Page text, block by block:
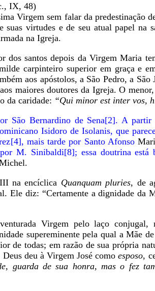
IX, 48)
Virgem sem falar da predestinação
virtudes e de seu atual papel na
na Igreja.
dos santos depois da Virgem Maria
carpinteiro superior em graça e
aos apóstolos, a São Pedro, a
maiores doutores da Igreja. O
da caridade: “Qui minor est inter vos,
São Bernardino de Sena[2]. A partir
Isidoro de Isolanis, que
[4], mais tarde por Santo Afonso
M. Sinibaldi[8]; essa doutrina está
na encíclica Quanquam pluries, de
Ele diz: “Certamente a dignidade da
Virgem pelo laço
supereminente pela qual a Mãe
de todas; em razão de sua própria
Deus deu à Virgem José comoesposo,
guarda de sua honra, mas o fez